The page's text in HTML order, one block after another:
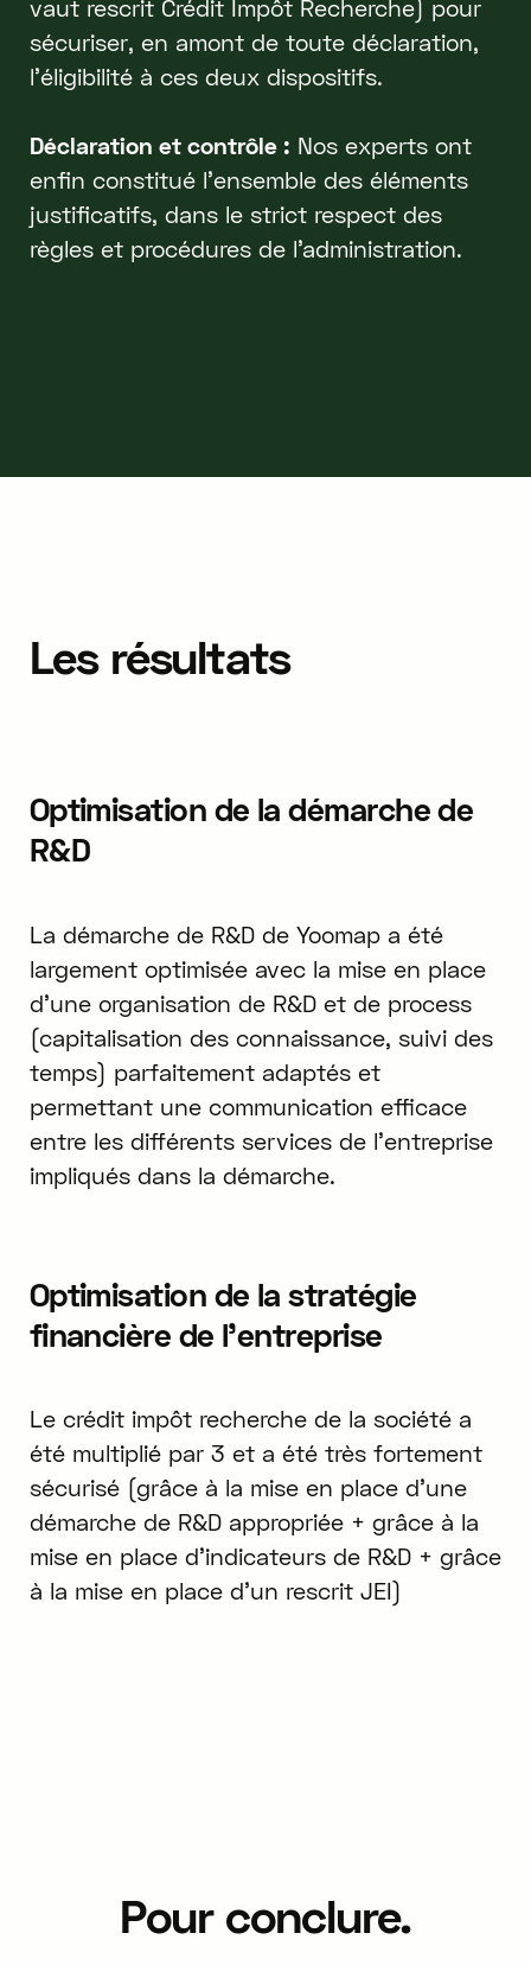
vaut rescrit Crédit Impôt Recherche) pour
sécuriser, en amont de toute déclaration,
l’éligibilité à ces deux dispositifs.
Déclaration et contrôle : Nos experts ont
enfin constitué l’ensemble des éléments
justificatifs, dans le strict respect des
règles et procédures de l’administration.
Les résultats
Optimisation de la démarche de
R&D
La démarche de R&D de Yoomap a été
largement optimisée avec la mise en place
d’une organisation de R&D et de process
(capitalisation des connaissance, suivi des
temps) parfaitement adaptés et
permettant une communication efficace
entre les différents services de l'entreprise
impliqués dans la démarche.
Optimisation de la stratégie
financière de l’entreprise
Le crédit impôt recherche de la société a
été multiplié par 3 et a été très fortement
sécurisé (grâce à la mise en place d’une
démarche de R&D appropriée + grâce à la
mise en place d’indicateurs de R&D + grâce
à la mise en place d’un rescrit JEI)
Pour conclure.